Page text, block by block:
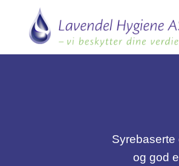
content
og god